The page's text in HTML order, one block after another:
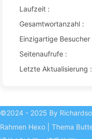
Laufzeit :
Gesamtwortanzahl :
Einzigartige Besucher
Seitenaufrufe :
Letzte Aktualisierung :
©2024 - 2025 By
Rahmen Hexo Thema